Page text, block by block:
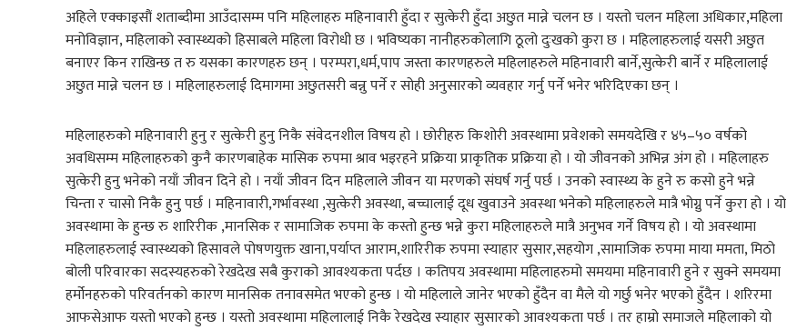
अहिले एक्काइसौं शताब्दीमा आउँदासम्म पनि महिलाहरु महिनावारी हुँदा र सुत्केरी हुँदा अछुत मान्ने चलन छ । यस्तो चलन महिला अधिकार,महिला
मनोविज्ञान, महिलाको स्वास्थ्यको हिसाबले महिला विरोधी छ । भविष्यका नानीहरुकोलागि ठूलो दुःखको कुरा छ । महिलाहरुलाई यसरी अछुत
बनाएर किन राखिन्छ त रु यसका कारणहरु छन् । परम्परा,धर्म,पाप जस्ता कारणहरुले महिलाहरुले महिनावारी बार्ने,सुत्केरी बार्ने र महिलालाई
अछुत मान्ने चलन छ । महिलाहरुलाई दिमागमा अछुतसरी बन्नु पर्ने र सोही अनुसारको व्यवहार गर्नु पर्ने भनेर भरिदिएका छन् ।
महिलाहरुको महिनावारी हुनु र सुत्केरी हुनु निकै संवेदनशील विषय हो । छोरीहरु किशोरी अवस्थामा प्रवेशको समयदेखि र ४५–५० वर्षको
अवधिसम्म महिलाहरुको कुनै कारणबाहेक मासिक रुपमा श्राव भइरहने प्रक्रिया प्राकृतिक प्रक्रिया हो । यो जीवनको अभिन्न अंग हो । महिलाहरु
सुत्केरी हुनु भनेको नयाँ जीवन दिने हो । नयाँ जीवन दिन महिलाले जीवन या मरणको संघर्ष गर्नु पर्छ । उनको स्वास्थ्य के हुने रु कसो हुने भन्ने
चिन्ता र चासो निकै हुनु पर्छ । महिनावारी,गर्भावस्था ,सुत्केरी अवस्था, बच्चालाई दूध खुवाउने अवस्था भनेको महिलाहरुले मात्रै भोग्नु पर्ने कुरा हो । यो
अवस्थामा के हुन्छ रु शारिरीक ,मानसिक र सामाजिक रुपमा के कस्तो हुन्छ भन्ने कुरा महिलाहरुले मात्रै अनुभव गर्ने विषय हो । यो अवस्थामा
महिलाहरुलाई स्वास्थ्यको हिसावले पोषणयुक्त खाना,पर्याप्त आराम,शारिरीक रुपमा स्याहार सुसार,सहयोग ,सामाजिक रुपमा माया ममता, मिठो
बोली परिवारका सदस्यहरुको रेखदेख सबै कुराको आवश्यकता पर्दछ । कतिपय अवस्थामा महिलाहरुमो समयमा महिनावारी हुने र सुक्ने समयमा
हर्मोनहरुको परिवर्तनको कारण मानसिक तनावसमेत भएको हुन्छ । यो महिलाले जानेर भएको हुँदैन वा मैले यो गर्छु भनेर भएको हुँदैन । शरिरमा
आफसेआफ यस्तो भएको हुन्छ । यस्तो अवस्थामा महिलालाई निकै रेखदेख स्याहार सुसारको आवश्यकता पर्छ । तर हाम्रो समाजले महिलाको यो